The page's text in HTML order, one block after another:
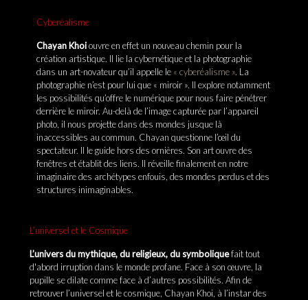
Cyberéalisme
Chayan Khoiouvre en effet un nouveau chemin pour la
création artistique. Il lie la cybernétique et la photographie
dans un art-novateur qu’il appelle le « cyberéalisme ». La
photographie n’est pour lui que « miroir ». Il explore notamment
les possibilités qu’offre le numérique pour nous faire pénétrer
derrière le miroir. Au-delà de l’image capturée par l’appareil
photo, il nous projette dans des mondes jusque là
inaccessibles au commun. Chayan questionne l’œil du
spectateur. Il le guide hors des ornières. Son art ouvre des
fenêtres et établit des liens. Il réveille finalement en notre
imaginaire des archétypes enfouis, des mondes perdus et des
structures inimaginables.
L’universel et le Cosmique
L’univers du mythique, du religieux, du symboliquefait tout
d'abord irruption dans le monde profane. Face à son œuvre, la
pupille se dilate comme face à d’autres possibilités. Afin de
retrouver l’universel et le cosmique, Chayan Khoi, à l’instar des